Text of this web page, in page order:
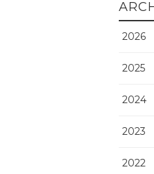
2026
2025
2024
2023
2022